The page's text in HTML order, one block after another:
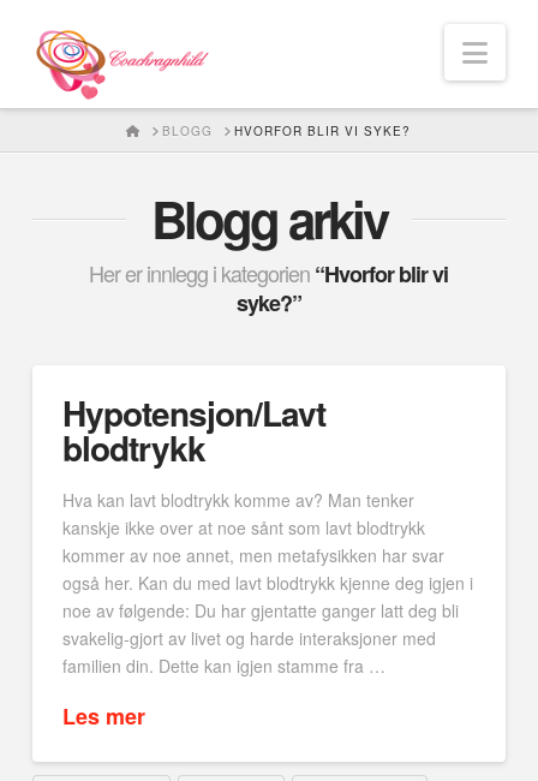
HOMEBLOGG HVORFOR BLIR VI SYKE?
Blogg arkiv
Her er innlegg i kategorien“Hvorfor blir vi
syke?”
Hypotensjon/Lavt
blodtrykk
Hva kan lavt blodtrykk komme av? Man tenker
kanskje ikke over at noe sånt som lavt blodtrykk
kommer av noe annet, men metafysikken har svar
også her. Kan du med lavt blodtrykk kjenne deg igjen i
noe av følgende: Du har gjentatte ganger latt deg bli
svakelig-gjort av livet og harde interaksjoner med
familien din. Dette kan igjen stamme fra …
Les mer